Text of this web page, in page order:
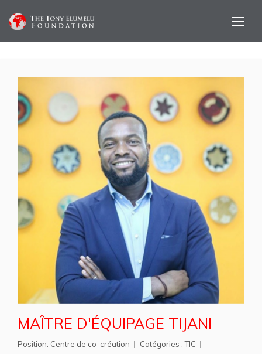
MAÎTRE D'ÉQUIPAGE TIJANI
Position: Centre de co-création Catégories :TIC